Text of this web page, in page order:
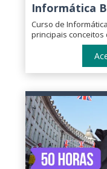
Informática
Curso de
principais conceitos